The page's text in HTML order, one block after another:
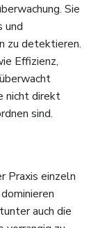
Sie
und
zu detektieren.
Effizienz,
nicht direkt
sind.
Praxis einzeln
auch die